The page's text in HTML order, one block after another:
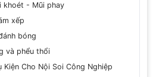
khoét - Mũi phay
xếp
bóng
và phểu thổi
Kiện Cho Nội Soi Công Nghiệp